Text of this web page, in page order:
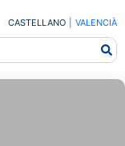
CASTELLANO VALENCIÀ